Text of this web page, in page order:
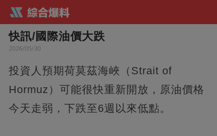
快訊/國際油價大跌
2026/05/30
投資人預期荷莫茲海峽（Strait of
Hormuz）可能很快重新開放，原油價格
今天走弱，下跌至6週以來低點。